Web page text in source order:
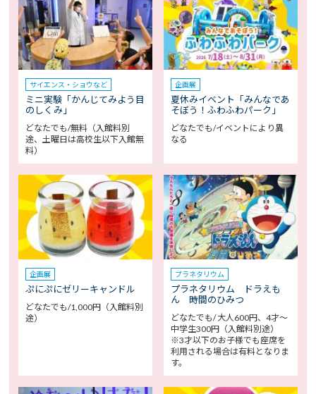
サイエンス・ショウなど
ミニ実験「かんじてみよう目
のしくみ」
どなたでも/無料（入館料別
途、土曜日は高校生以下入館無
料）
企画展
夏休みイベント「みんなであ
そぼう！ふわふわパーク」
どなたでも/イベントにより異
なる
企画展
ぷにぷにゼリーキャンドル
どなたでも/1,000円（入館料別
途）
プラネタリウム
プラネタリウム ドラえも
ん 時間のひみつ
どなたでも/ 大人600円、4才～
中学生300円（入館料別途）
※3才以下のお子様でも座席を
利用される場合は有料となりま
す。